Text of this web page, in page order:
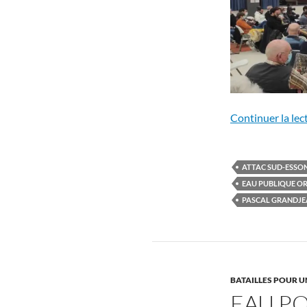
Continuer la
ATTAC SUD-
EAU PUBLIQUE
PASCAL
BATAILLES POUR